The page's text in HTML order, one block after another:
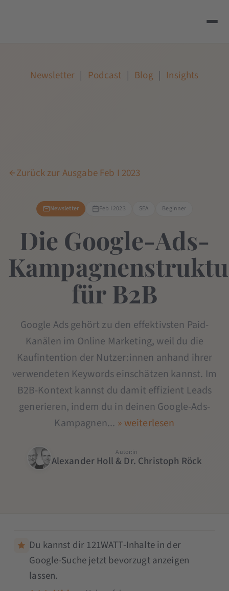
Newsletter | Podcast | Blog | Insights
Zurück zur Ausgabe Feb I 2023
Newsletter Feb I 2023 SEA Beginner
Die Google-Ads-
für B2B
Google Ads gehört zu den effektivsten Paid-
Kanälen im Online Marketing, weil du die
Kaufintention der Nutzer:innen anhand ihrer
verwendeten Keywords einschätzen kannst. Im
B2B-Kontext kannst du damit effizient Leads
generieren, indem du in deinen Google-Ads-
Kampagnen... » weiterlesen
Autor:in
Alexander Holl & Dr. Christoph Röck
Du kannst dir 121WATT-Inhalte in der
Google-Suche jetzt bevorzugt anzeigen
lassen.